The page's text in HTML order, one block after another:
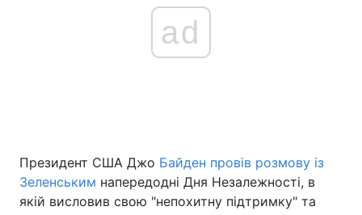
ad
Президент США Джо Байден провів розмову із
Зеленським напередодні Дня Незалежності, в
якій висловив свою "непохитну підтримку" та